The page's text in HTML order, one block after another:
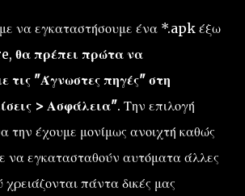
να εγκαταστήσουμε ένα *.apk έξω
θα πρέπει πρώτα να
τις "Άγνωστες πηγές" στη
> Ασφάλεια". Την επιλογή
την έχουμε μονίμως ανοιχτή καθώς
να εγκατασταθούν αυτόματα άλλες
πάντα δικές μας